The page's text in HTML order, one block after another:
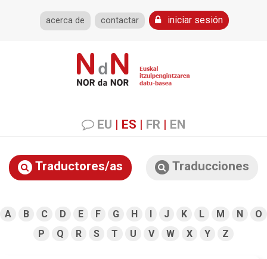
acerca de contactar iniciar sesión
EU | ES | FR | EN
Traductores/as Traducciones
A B C D E F G H I J K L M N
O
P
Q R S T U V W X Y Z